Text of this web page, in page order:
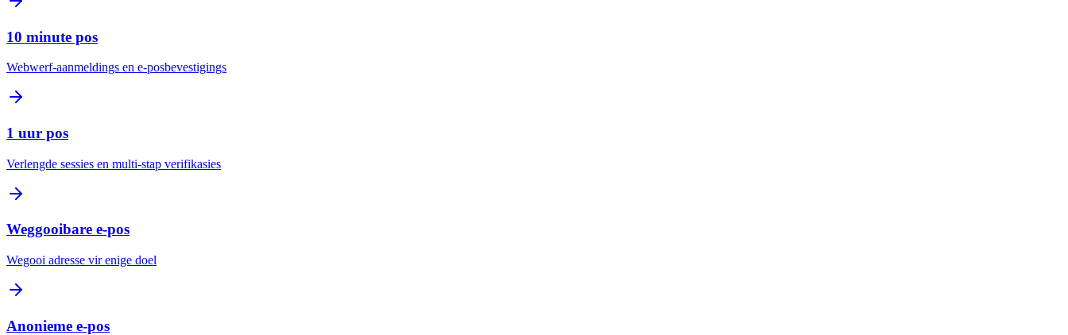
10 minute pos
Webwerf-aanmeldings en e-posbevestigings
1 uur pos
Verlengde sessies en multi-stap verifikasies
Weggooibare e-pos
Wegooi adresse vir enige doel
Anonieme e-pos